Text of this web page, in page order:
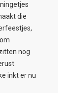
die
nog
inkt er nu